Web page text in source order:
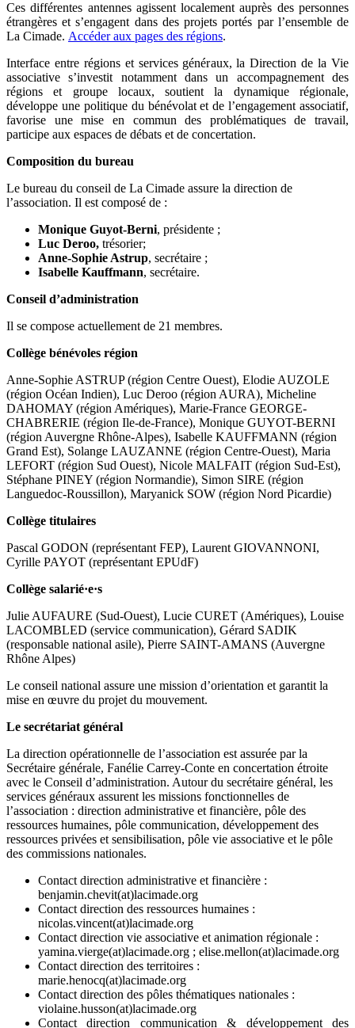
Ces différentes antennes agissent localement auprès des personnes
étrangères et s’engagent dans des projets portés par l’ensemble de
La Cimade. Accéder aux pages des régions.
Interface entre régions et services généraux, la Direction de la Vie
associative s’investit notamment dans un accompagnement des
régions et groupe locaux, soutient la dynamique régionale,
développe une politique du bénévolat et de l’engagement associatif,
favorise une mise en commun des problématiques de travail,
participe aux espaces de débats et de concertation.
Composition du bureau
Le bureau du conseil de La Cimade assure la direction de
l’association. Il est composé de :
Monique Guyot-Berni, présidente ;
Luc Deroo, trésorier;
Anne-Sophie Astrup, secrétaire ;
Isabelle Kauffmann, secrétaire.
Conseil d’administration
Il se compose actuellement de 21 membres.
Collège bénévoles région
Anne-Sophie ASTRUP (région Centre Ouest), Elodie AUZOLE
(région Océan Indien), Luc Deroo (région AURA), Micheline
DAHOMAY (région Amériques), Marie-France GEORGE-
CHABRERIE (région Ile-de-France), Monique GUYOT-BERNI
(région Auvergne Rhône-Alpes), Isabelle KAUFFMANN (région
Grand Est), Solange LAUZANNE (région Centre-Ouest), Maria
LEFORT (région Sud Ouest), Nicole MALFAIT (région Sud-Est),
Stéphane PINEY (région Normandie), Simon SIRE (région
Languedoc-Roussillon), Maryanick SOW (région Nord Picardie)
Collège titulaires
Pascal GODON (représentant FEP), Laurent GIOVANNONI,
Cyrille PAYOT (représentant EPUdF)
Collège salarié·e·s
Julie AUFAURE (Sud-Ouest), Lucie CURET (Amériques), Louise
LACOMBLED (service communication), Gérard SADIK
(responsable national asile), Pierre SAINT-AMANS (Auvergne
Rhône Alpes)
Le conseil national assure une mission d’orientation et garantit la
mise en œuvre du projet du mouvement.
Le secrétariat général
La direction opérationnelle de l’association est assurée par la
Secrétaire générale, Fanélie Carrey-Conte en concertation étroite
avec le Conseil d’administration. Autour du secrétaire général, les
services généraux assurent les missions fonctionnelles de
l’association : direction administrative et financière, pôle des
ressources humaines, pôle communication, développement des
ressources privées et sensibilisation, pôle vie associative et le pôle
des commissions nationales.
Contact direction administrative et financière :
benjamin.chevit(at)lacimade.org
Contact direction des ressources humaines :
nicolas.vincent(at)lacimade.org
Contact direction vie associative et animation régionale :
yamina.vierge(at)lacimade.org ; elise.mellon(at)lacimade.org
Contact direction des territoires :
marie.henocq(at)lacimade.org
Contact direction des pôles thématiques nationales :
violaine.husson(at)lacimade.org
Contact direction communication & développement des